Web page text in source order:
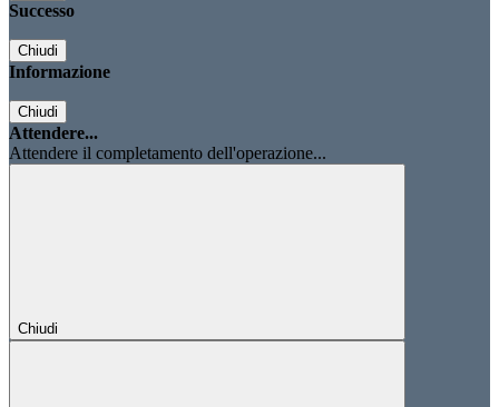
Successo
Chiudi
Informazione
Chiudi
Attendere...
Attendere il completamento dell'operazione...
Chiudi